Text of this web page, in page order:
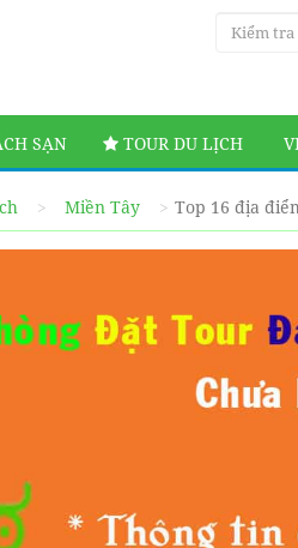
SẠN TOUR DU LỊCH
Miền Tây Top 16 địa